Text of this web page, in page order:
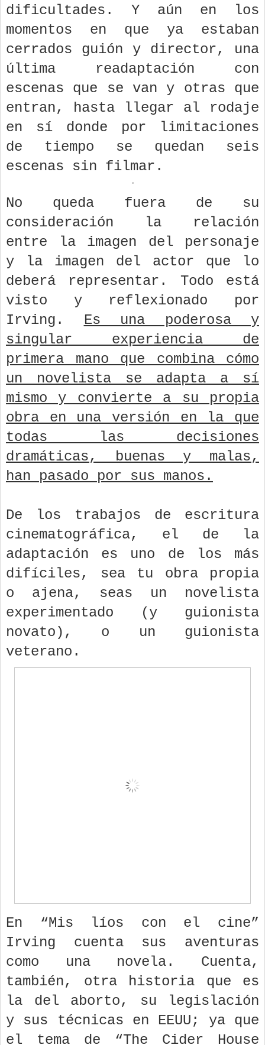
dificultades. Y aún en los
momentos en que ya estaban
cerrados guión y director, una
última readaptación con
escenas que se van y otras que
entran, hasta llegar al rodaje
en sí donde por limitaciones
de tiempo se quedan seis
escenas sin filmar.
No queda fuera de su
consideración la relación
entre la imagen del personaje
y la imagen del actor que lo
deberá representar. Todo está
visto y reflexionado por
Irving. Es una poderosa y
singular experiencia de
primera mano que combina cómo
un novelista se adapta a sí
mismo y convierte a su propia
obra en una versión en la que
todas las decisiones
dramáticas, buenas y malas,
han pasado por sus manos.
De los trabajos de escritura
cinematográfica, el de la
adaptación es uno de los más
difíciles, sea tu obra propia
o ajena, seas un novelista
experimentado (y guionista
novato), o un guionista
veterano.
En “Mis líos con el cine”
Irving cuenta sus aventuras
como una novela. Cuenta,
también, otra historia que es
la del aborto, su legislación
y sus técnicas en EEUU; ya que
el tema de “The Cider House